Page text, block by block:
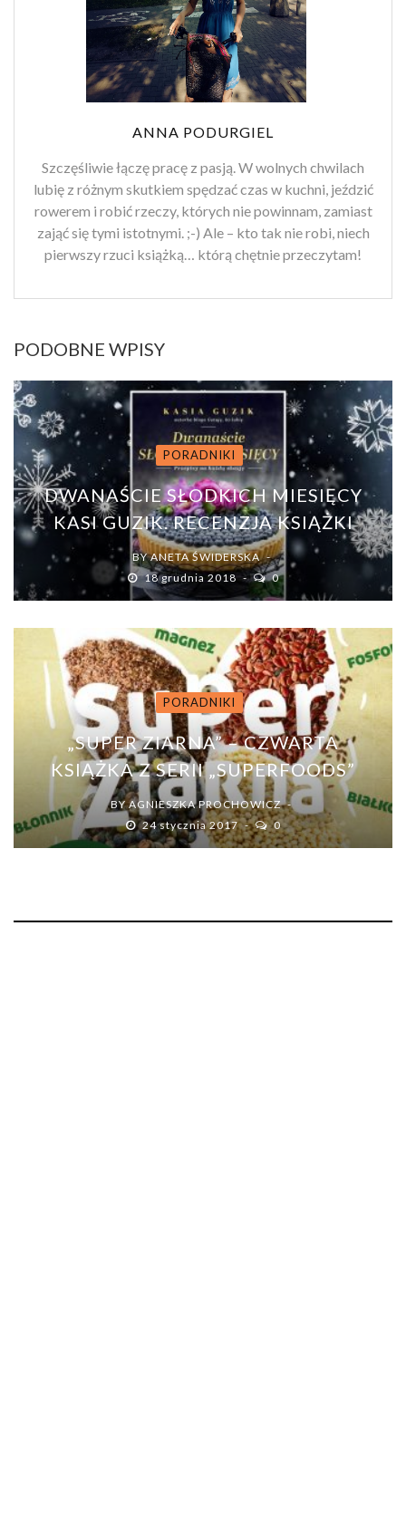
ANNA PODURGIEL
Szczęśliwie łączę pracę z pasją. W wolnych chwilach
lubię z różnym skutkiem spędzać czas w kuchni, jeździć
rowerem i robić rzeczy, których nie powinnam, zamiast
zająć się tymi istotnymi. ;-) Ale – kto tak nie robi, niech
pierwszy rzuci książką… którą chętnie przeczytam!
PODOBNE WPISY
PORADNIKI
DWANAŚCIE SŁODKICH MIESIĘCY
KASI GUZIK. RECENZJA KSIĄŻKI
BYANETA ŚWIDERSKA
18 grudnia 2018
0
PORADNIKI
„SUPER ZIARNA” – CZWARTA
KSIĄŻKA Z SERII „SUPERFOODS”
BYAGNIESZKA PROCHOWICZ
24 stycznia 2017
0